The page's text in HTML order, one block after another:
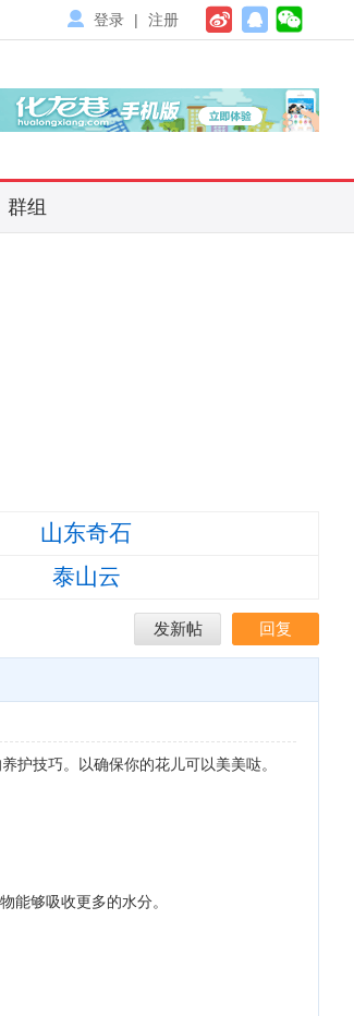
登录 | 注册
群组
山东奇石
泰山云
发新帖 回复
护技巧。以确保你的花儿可以美美哒。
能够吸收更多的水分。